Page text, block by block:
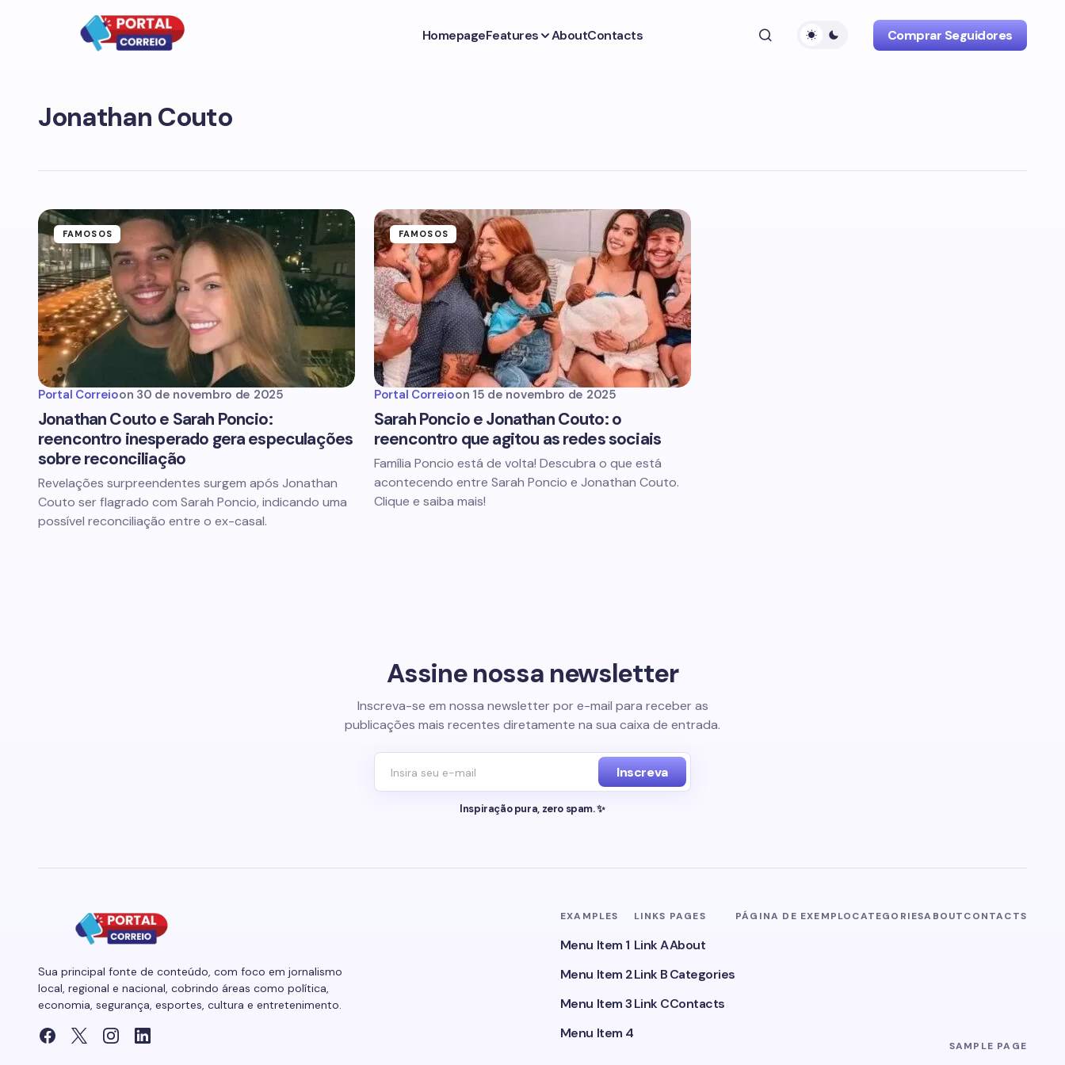
HomepageFeatures AboutContacts Comprar Seguidores
Jonathan Couto
FAMOSOS
Portal Correioon 30 de novembro de 2025
Jonathan Couto e Sarah Poncio:
reencontro inesperado gera especulações
sobre reconciliação
Revelações surpreendentes surgem após Jonathan
Couto ser flagrado com Sarah Poncio, indicando uma
possível reconciliação entre o ex-casal.
FAMOSOS
Portal Correioon 15 de novembro de 2025
Sarah Poncio e Jonathan Couto: o
reencontro que agitou as redes sociais
Família Poncio está de volta! Descubra o que está
acontecendo entre Sarah Poncio e Jonathan Couto.
Clique e saiba mais!
Assine nossa newsletter
Inscreva-se em nossa newsletter por e-mail para receber as
publicações mais recentes diretamente na sua caixa de entrada.
Inscreva
Inspiração pura, zero spam. ✨
Sua principal fonte de conteúdo, com foco em jornalismo
local, regional e nacional, cobrindo áreas como política,
economia, segurança, esportes, cultura e entretenimento.
EXAMPLES
Menu Item 1
Menu Item 2
Menu Item 3
Menu Item 4
LINKS
Link A
Link B
Link C
PAGES
About
Categories
Contacts
PÁGINA DE EXEMPLOCATEGORIESABOUTCONTACTS
SAMPLE PAGE